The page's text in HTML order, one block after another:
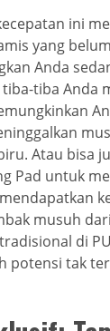
ini
yang
Anda
tiba Anda
Atau bisa
Pad untuk
musuh
di
potensi tak